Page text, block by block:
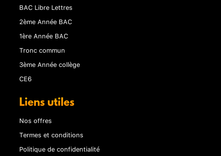
BAC Libre Lettres
2ème Année BAC
1ère Année BAC
Tronc commun
3ème Année collège
CE6
Liens utiles
Nos offres
Termes et conditions
Politique de confidentialité